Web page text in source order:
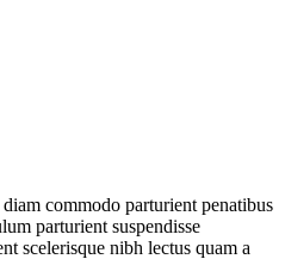
commodo parturient penatibus
parturient suspendisse
scelerisque nibh lectus quam a